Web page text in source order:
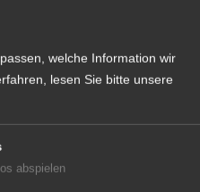
welche Information wir
lesen Sie bitte unsere
abspielen